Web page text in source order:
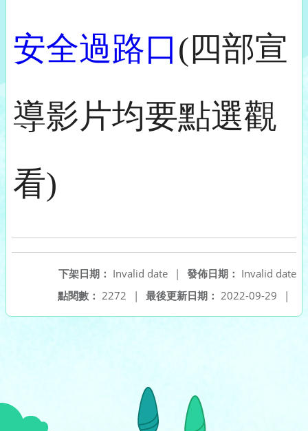
安全過路口(四部宣
導影片均要點選觀
看)
發佈日期： Invalid date
下架日期： Invalid date
|
最後更新日期： 2022-09-29 |
點閱數： 2272 |